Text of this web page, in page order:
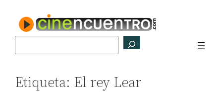
contenido
Etiqueta: El rey Lear